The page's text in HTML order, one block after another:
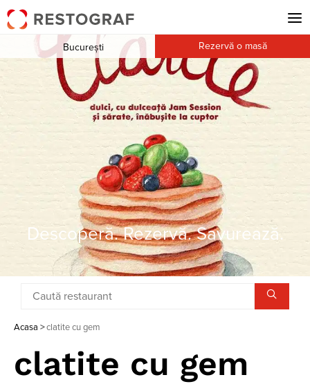
Descoperă. Rezervă. Savurează.
București Rezervă o masă
Acasa >clatite cu gem
clatite cu gem